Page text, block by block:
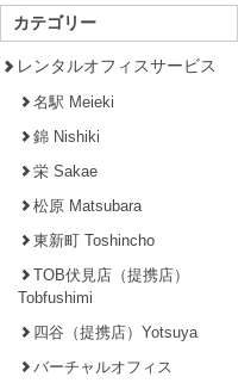
カテゴリー
レンタルオフィスサービス
名駅 Meieki
錦 Nishiki
栄 Sakae
松原 Matsubara
東新町 Toshincho
TOB伏見店（提携店）
Tobfushimi
四谷（提携店）Yotsuya
バーチャルオフィス